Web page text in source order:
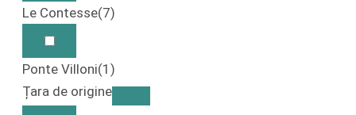
Le Contesse(7)
Ponte Villoni(1)
Țara de origine